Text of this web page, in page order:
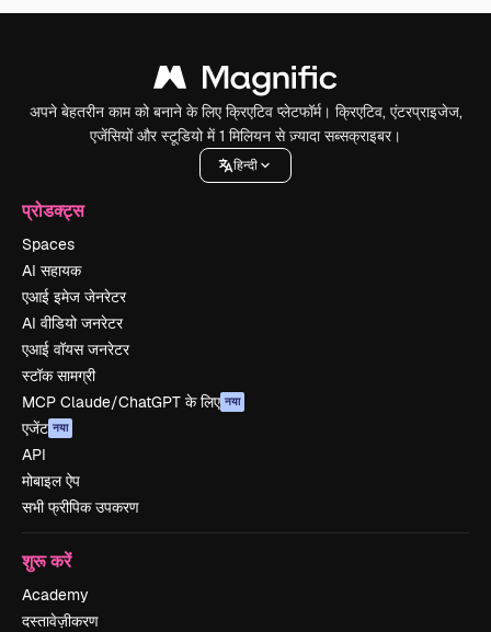
अपने बेहतरीन काम को बनाने के लिए क्रिएटिव प्लेटफॉर्म। क्रिएटिव, एंटरप्राइजेज,
एजेंसियों और स्टूडियो में 1 मिलियन से ज़्यादा सब्सक्राइबर।
हिन्दी
प्रोडक्ट्स
Spaces
AI सहायक
एआई इमेज जेनरेटर
AI वीडियो जनरेटर
एआई वॉयस जनरेटर
स्टॉक सामग्री
MCP Claude/ChatGPT के लिए नया
एजेंट नया
API
मोबाइल ऐप
सभी फ्रीपिक उपकरण
शुरू करें
Academy
दस्तावेज़ीकरण